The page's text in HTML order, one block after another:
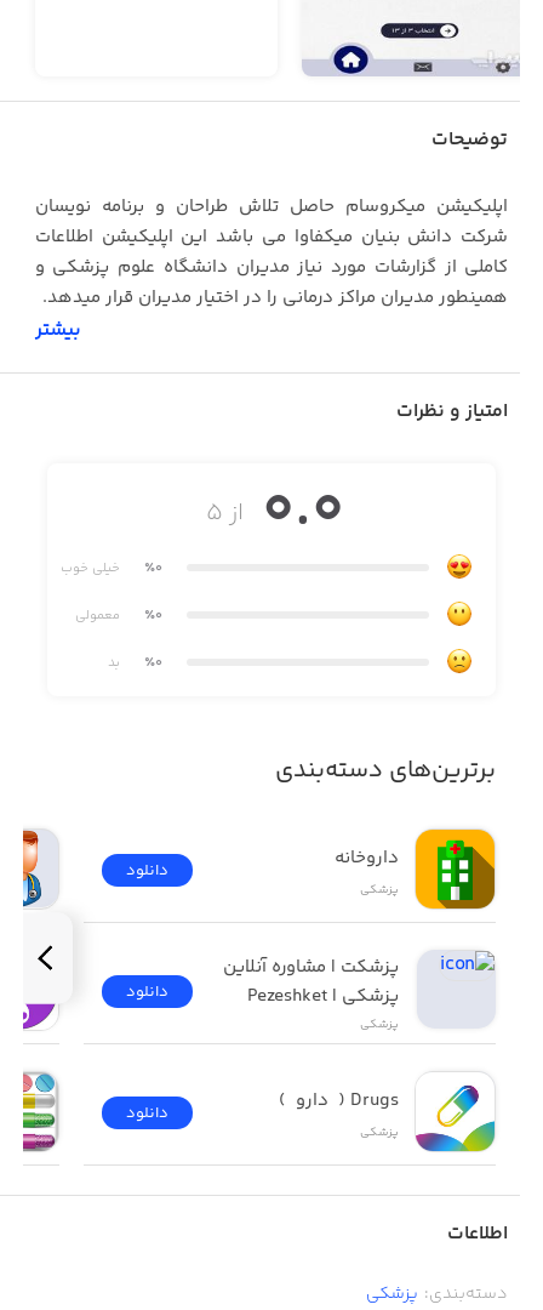
توضیحات
اپلیکیشن میکروسام حاصل تلاش طراحان و برنامه نویسان
شرکت دانش بنیان میکفاوا می باشد این اپلیکیشن اطلاعات
کاملی از گزارشات مورد نیاز مدیران دانشگاه علوم پزشکی و
همینطور مدیران مراکز درمانی را در اختیار مدیران قرار میدهد.
بیشتر
امتیاز و نظرات
از ۵ 0.0
٪0 خیلی خوب
٪0 معمولی
٪0 بد
برترین‌های دسته‌بندی
داروخانه
پزشکی
دانلود
پزشکی | Pezeshket
پزشکی
دانلود
Drugs (  دارو  )
پزشکی
دانلود
اطلاعات
دسته‌بندی: پزشکی